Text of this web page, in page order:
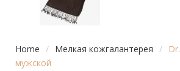
Home / Мелкая кожгалантерея /
мужской